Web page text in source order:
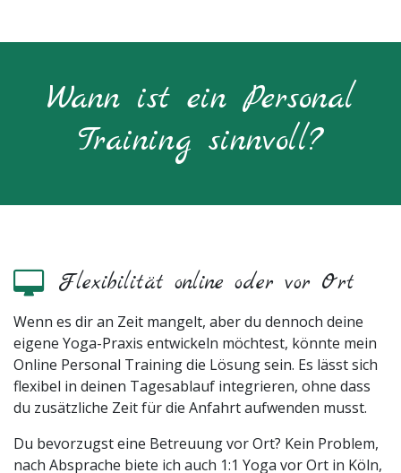
Wann ist ein Personal
Training sinnvoll?
Flexibilität online oder vor Ort
Wenn es dir an Zeit mangelt, aber du dennoch deine
eigene Yoga-Praxis entwickeln möchtest, könnte mein
Online Personal Training die Lösung sein. Es lässt sich
flexibel in deinen Tagesablauf integrieren, ohne dass
du zusätzliche Zeit für die Anfahrt aufwenden musst.
Du bevorzugst eine Betreuung vor Ort? Kein Problem,
nach Absprache biete ich auch 1:1 Yoga vor Ort in Köln,